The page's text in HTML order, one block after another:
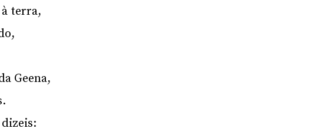
terra,
Geena,